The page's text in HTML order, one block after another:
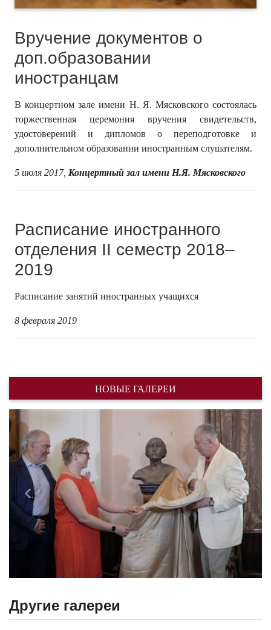
Вручение документов о
доп.образовании
иностранцам
В концертном зале имени Н. Я. Мясковского состоялась
торжественная церемония вручения свидетельств,
удостоверений и дипломов о переподготовке и
дополнительном образовании иностранным слушателям.
5 июля 2017, Концертный зал имени Н.Я. Мясковского
Расписание иностранного
отделения II семестр 2018–
2019
Расписание занятий иностранных учащихся
8 февраля 2019
НОВЫЕ ГАЛЕРЕИ
Назад
Другие галереи